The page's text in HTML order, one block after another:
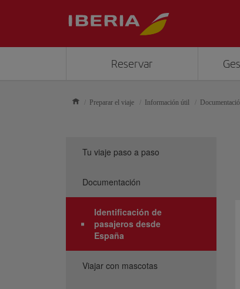
Reservar
Preparar el viaje Información útil
Tu viaje paso a paso
Documentación
Identificación de
pasajeros desde
España
Viajar con mascotas